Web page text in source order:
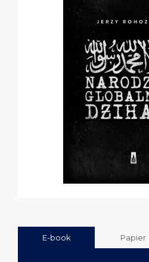
E-book Papier